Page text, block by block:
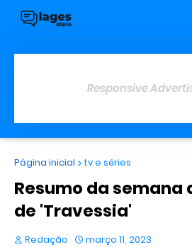
Responsive
Página inicial tv e séries
Resumo da semana
de 'Travessia'
Redação março 11, 2023